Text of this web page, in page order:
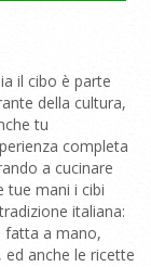
il cibo è parte
della cultura,
tu
completa
a cucinare
tue mani i cibi
italiana:
fatta a mano,
ed anche le ricette